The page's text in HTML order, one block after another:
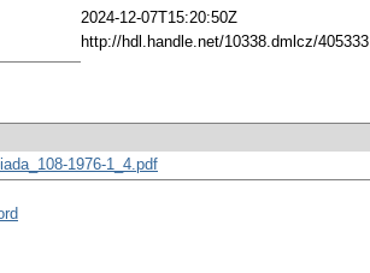
2024-12-07T15:20:50Z
http://hdl.handle.net/10338.dmlcz/405333
1976-1_4.pdf